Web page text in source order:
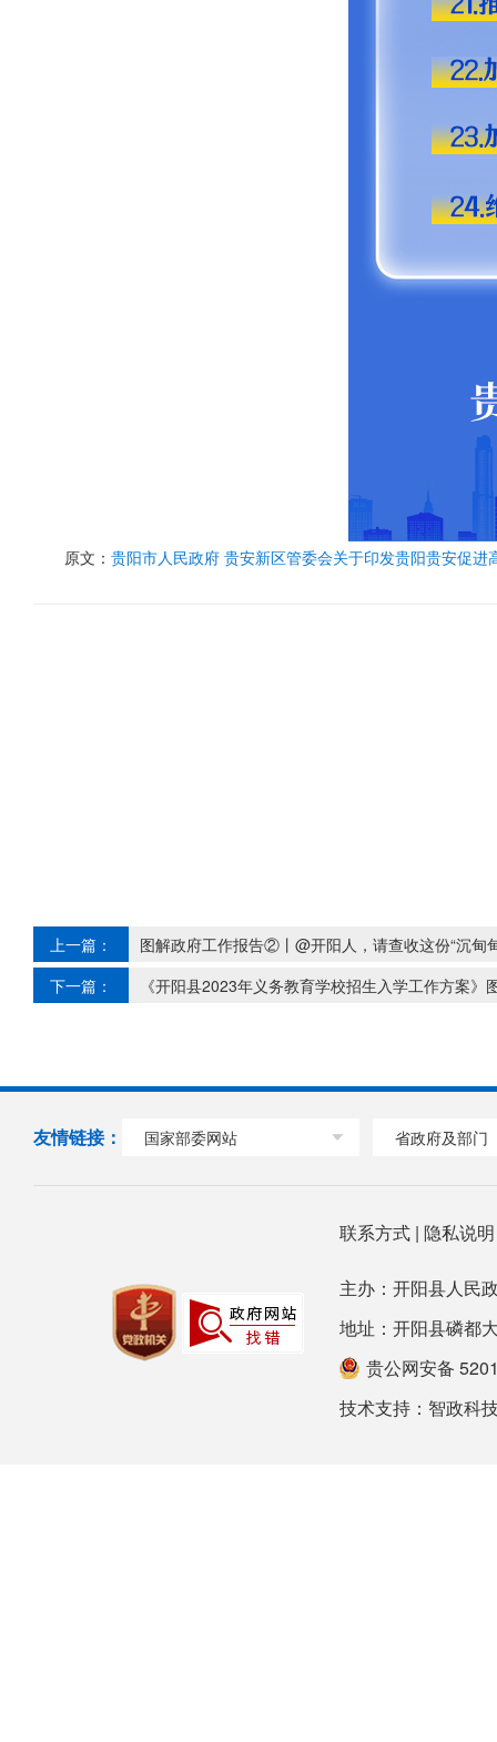
原文： 贵阳市人民政府 贵安新区管委会关于印发贵阳贵安促进
上一篇：
图解政府工作报告②丨@开阳人，请查收这份“沉甸
下一篇：
《开阳县2023年义务教育学校招生入学工作方案》
友情链接： 国家部委网站 省政府及部门
联系方式| 隐私说
主办：开阳县人民
地址：开阳县磷都
贵公网安备
技术支持： 智政科